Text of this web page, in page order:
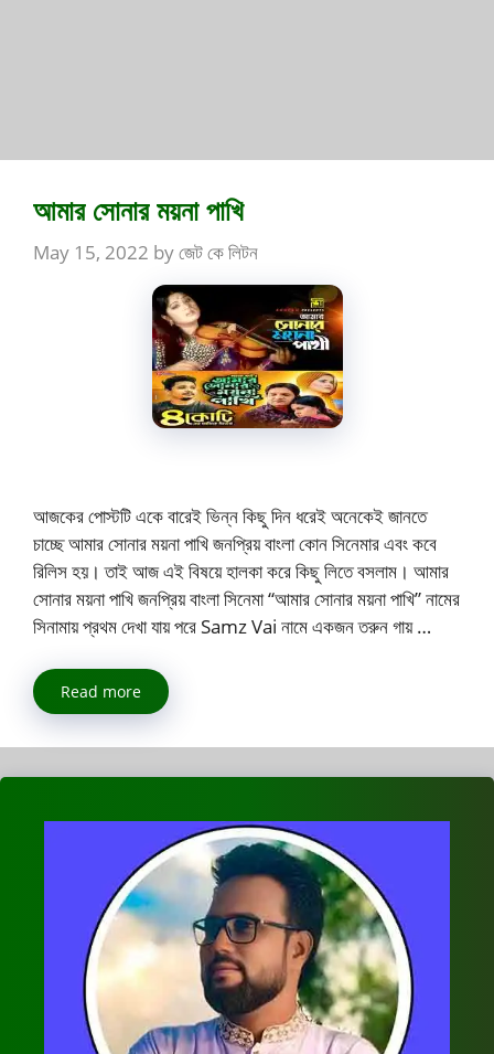
আমার সোনার ময়না পাখি
May 15, 2022 byজেট কে লিটন
আজকের পোস্টটি একে বারেই ভিন্ন কিছু দিন ধরেই অনেকেই জানতে
চাচ্ছে আমার সোনার ময়না পাখি জনপ্রিয় বাংলা কোন সিনেমার এবং কবে
রিলিস হয়। তাই আজ এই বিষয়ে হালকা করে কিছু লিতে বসলাম। আমার
সোনার ময়না পাখি জনপ্রিয় বাংলা সিনেমা “আমার সোনার ময়না পাখি” নামের
সিনামায় প্রথম দেখা যায় পরে Samz Vai নামে একজন তরুন গায় …
Read more